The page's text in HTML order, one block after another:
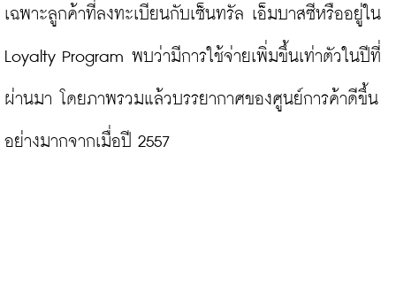
เฉพาะลูกค้าที่ลงทะเบียนกับเซ็นทรัล เอ็มบาสซีหรืออยู่ใน
Loyalty Program พบว่ามีการใช้จ่ายเพิ่มขึ้นเท่าตัวในปีที่
ผ่านมา โดยภาพรวมแล้วบรรยากาศของศูนย์การค้าดีขึ้น
อย่างมากจากเมื่อปี 2557